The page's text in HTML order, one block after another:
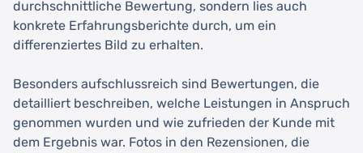
durchschnittliche Bewertung, sondern lies auch
konkrete Erfahrungsberichte durch, um ein
differenziertes Bild zu erhalten.
Besonders aufschlussreich sind Bewertungen, die
detailliert beschreiben, welche Leistungen in Anspruch
genommen wurden und wie zufrieden der Kunde mit
dem Ergebnis war. Fotos in den Rezensionen, die